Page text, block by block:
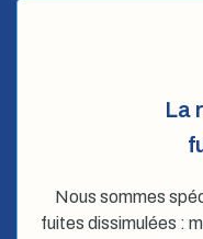
La
Nous sommes
fuites dissimulées :